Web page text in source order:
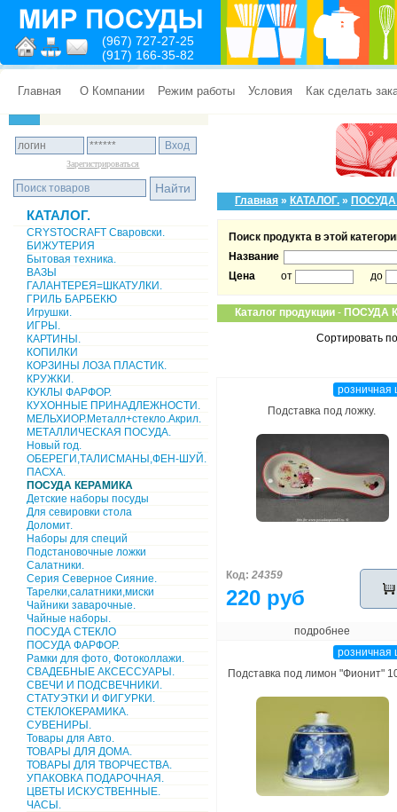
(967) 727-27-25
(917) 166-35-82
Главная О Компании Режим работы Условия Как сделать
Зарегистрироваться
КАТАЛОГ.
CRYSTOCRAFT Сваровски.
БИЖУТЕРИЯ
Бытовая техника.
ВАЗЫ
ГАЛАНТЕРЕЯ=ШКАТУЛКИ.
ГРИЛЬ БАРБЕКЮ
Игрушки.
ИГРЫ.
КАРТИНЫ.
КОПИЛКИ
КОРЗИНЫ ЛОЗА ПЛАСТИК.
КРУЖКИ.
КУКЛЫ ФАРФОР.
КУХОННЫЕ ПРИНАДЛЕЖНОСТИ.
МЕЛЬХИОР.Металл+стекло.Акрил.
МЕТАЛЛИЧЕСКАЯ ПОСУДА.
Новый год.
ОБЕРЕГИ,ТАЛИСМАНЫ,ФЕН-ШУЙ.
ПАСХА.
ПОСУДА КЕРАМИКА
Детские наборы посуды
Для севировки стола
Доломит.
Наборы для специй
Подстановочные ложки
Салатники.
Серия Северное Сияние.
Тарелки,салатники,миски
Чайники заварочные.
Чайные наборы.
ПОСУДА СТЕКЛО
ПОСУДА ФАРФОР.
Рамки для фото, Фотоколлажи.
СВАДЕБНЫЕ АКСЕССУАРЫ.
СВЕЧИ И ПОДСВЕЧНИКИ.
СТАТУЭТКИ И ФИГУРКИ.
СТЕКЛОКЕРАМИКА.
СУВЕНИРЫ.
Товары для Авто.
ТОВАРЫ ДЛЯ ДОМА.
ТОВАРЫ ДЛЯ ТВОРЧЕСТВА.
УПАКОВКА ПОДАРОЧНАЯ.
ЦВЕТЫ ИСКУСТВЕННЫЕ.
ЧАСЫ.
Главная » КАТАЛОГ. »
Поиск продукта в этой
Название
Цена
от до
Каталог продукции - ПОСУДА
Сортировать
розничная
Подставка под ложку.
Код: 24359
220 руб
подробнее
розничная
Подставка под лимон "Фионит"